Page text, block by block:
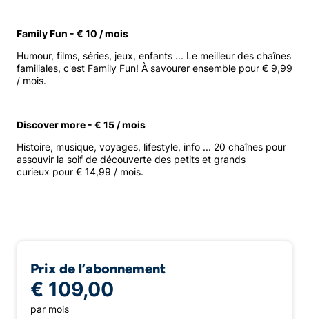
Family Fun - € 10 / mois
Humour, films, séries, jeux, enfants ... Le meilleur des chaînes
familiales, c'est Family Fun! À savourer ensemble pour € 9,99
/ mois.
Discover more - € 15 / mois
Histoire, musique, voyages, lifestyle, info ... 20 chaînes pour
assouvir la soif de découverte des petits et grands
curieux pour € 14,99 / mois.
Prix de l’abonnement
€ 109,00
par mois